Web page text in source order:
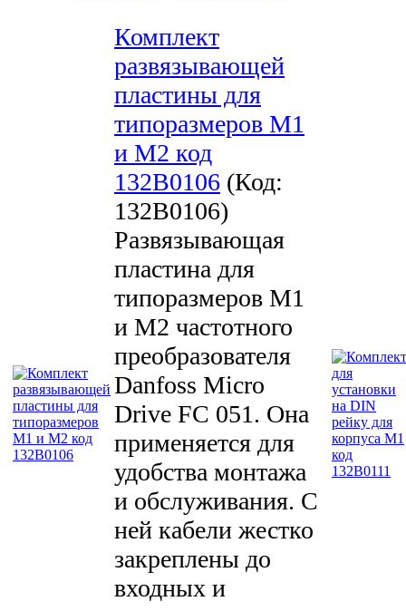
Комплект
развязывающей
пластины для
типоразмеров М1
и М2 код
132B0106 (Код:
132B0106)
Развязывающая
пластина для
типоразмеров М1
и М2 частотного
преобразователя
Danfoss Micro
Drive FC 051. Она
применяется для
удобства монтажа
и обслуживания. С
ней кабели жестко
закреплены до
входных и